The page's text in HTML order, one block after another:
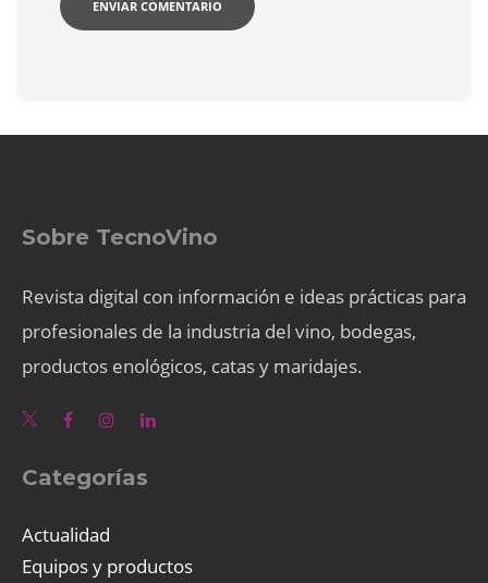
Sobre TecnoVino
Revista digital con información e ideas prácticas para
profesionales de la industria del vino, bodegas,
productos enológicos, catas y maridajes.
Categorías
Actualidad
Equipos y productos